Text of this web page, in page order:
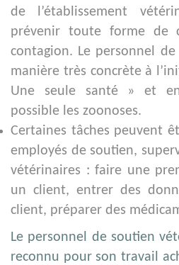
de l’établissement
prévenir toute forme de
contagion. Le personnel
manière très concrète à
Une seule santé » et
possible les zoonoses.
Certaines tâches peuvent
employés de soutien,
vétérinaires : faire une
un client, entrer des
client, préparer des
Le personnel de soutien
reconnu pour son travail